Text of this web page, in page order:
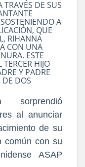
DE SUS
A
QUE
RIHANNA
CON UNA
ESTE
HIJO
Y PADRE
DE DOS
sorprendió
al anunciar
de su
común con su
ASAP